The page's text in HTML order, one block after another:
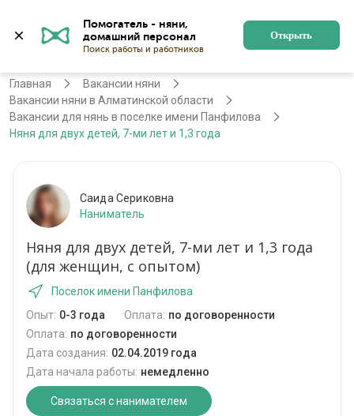
Помогатель - няни,
Поиск работы и работников
Открыть
Алматы Регистрация
Главная
Вакансии няни
Вакансии няни в Алматинской области
Вакансии для нянь в поселке имени Панфилова
Няня для двух детей, 7-ми лет и 1,3 года
Саида Сериковна
Наниматель
Няня для двух детей, 7-ми лет и 1,3 года
(для женщин, с опытом)
Поселок имени Панфилова
Опыт: 0-3 года Оплата: по договоренности
Оплата: по договоренности
Дата создания: 02.04.2019 года
Дата начала работы: немедленно
Связаться с нанимателем